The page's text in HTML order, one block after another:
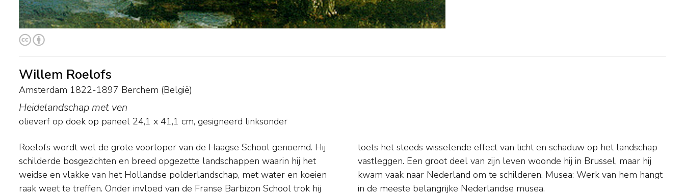
Willem Roelofs
Amsterdam 1822-1897 Berchem (België)
Heidelandschap met ven
olieverf op doek op paneel 24,1 x 41,1 cm, gesigneerd linksonder
Roelofs wordt wel de grote voorloper van de Haagse School genoemd. Hij
schilderde bosgezichten en breed opgezette landschappen waarin hij het
weidse en vlakke van het Hollandse polderlandschap, met water en koeien
raak weet te treffen. Onder invloed van de Franse Barbizon School trok hij
toets het steeds wisselende effect van licht en schaduw op het landschap
vastleggen. Een groot deel van zijn leven woonde hij in Brussel, maar hij
kwam vaak naar Nederland om te schilderen. Musea: Werk van hem hangt
in de meeste belangrijke Nederlandse musea.